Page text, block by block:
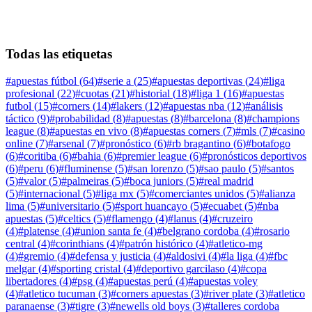
Todas las etiquetas
#apuestas fútbol (64)#serie a (25)#apuestas deportivas (24)#liga
profesional (22)#cuotas (21)#historial (18)#liga 1 (16)#apuestas
futbol (15)#corners (14)#lakers (12)#apuestas nba (12)#análisis
táctico (9)#probabilidad (8)#apuestas (8)#barcelona (8)#champions
league (8)#apuestas en vivo (8)#apuestas corners (7)#mls (7)#casino
online (7)#arsenal (7)#pronóstico (6)#rb bragantino (6)#botafogo
(6)#coritiba (6)#bahia (6)#premier league (6)#pronósticos deportivos
(6)#peru (6)#fluminense (5)#san lorenzo (5)#sao paulo (5)#santos
(5)#valor(5)#palmeiras (5)#boca juniors (5)#real madrid
(5)#internacional (5)#liga mx (5)#comerciantes unidos (5)#alianza
lima (5)#universitario (5)#sport huancayo (5)#ecuabet (5)#nba
apuestas (5)#celtics (5)#flamengo (4)#lanus (4)#cruzeiro
(4)#platense (4)#union santa fe (4)#belgrano cordoba (4)#rosario
central (4)#corinthians (4)#patrón histórico (4)#atletico-mg
(4)#gremio (4)#defensa y justicia (4)#aldosivi (4)#la liga (4)#fbc
melgar(4)#sporting cristal (4)#deportivo garcilaso (4)#copa
libertadores (4)#psg (4)#apuestas perú (4)#apuestas voley
(4)#atletico tucuman (3)#corners apuestas (3)#river plate (3)#atletico
paranaense (3)#tigre (3)#newells old boys (3)#talleres cordoba